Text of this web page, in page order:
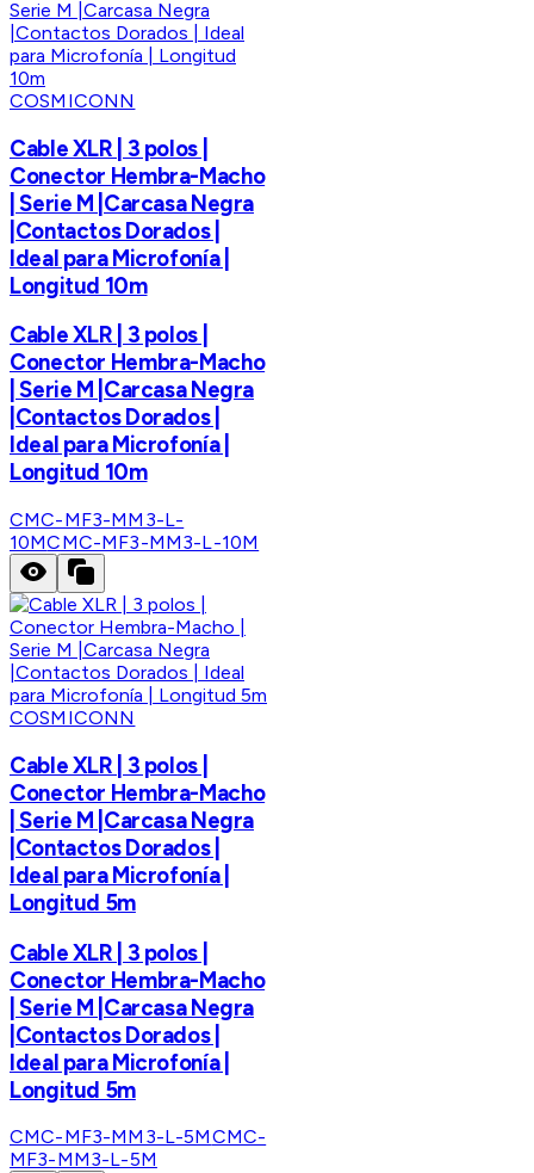
COSMICONN
Cable XLR | 3 polos |
Conector Hembra-Macho
| Serie M |Carcasa Negra
|Contactos Dorados |
Ideal para Microfonía |
Longitud 10m
Cable XLR | 3 polos |
Conector Hembra-Macho
| Serie M |Carcasa Negra
|Contactos Dorados |
Ideal para Microfonía |
Longitud 10m
CMC-MF3-MM3-L-
10MCMC-MF3-MM3-L-10M
COSMICONN
Cable XLR | 3 polos |
Conector Hembra-Macho
| Serie M |Carcasa Negra
|Contactos Dorados |
Ideal para Microfonía |
Longitud 5m
Cable XLR | 3 polos |
Conector Hembra-Macho
| Serie M |Carcasa Negra
|Contactos Dorados |
Ideal para Microfonía |
Longitud 5m
CMC-MF3-MM3-L-5MCMC-
MF3-MM3-L-5M